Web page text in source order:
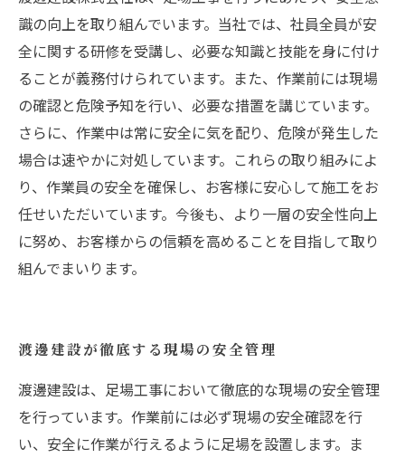
識の向上を取り組んでいます。当社では、社員全員が安
全に関する研修を受講し、必要な知識と技能を身に付け
ることが義務付けられています。また、作業前には現場
の確認と危険予知を行い、必要な措置を講じています。
さらに、作業中は常に安全に気を配り、危険が発生した
場合は速やかに対処しています。これらの取り組みによ
り、作業員の安全を確保し、お客様に安心して施工をお
任せいただいています。今後も、より一層の安全性向上
に努め、お客様からの信頼を高めることを目指して取り
組んでまいります。
渡邊建設が徹底する現場の安全管理
渡邊建設は、足場工事において徹底的な現場の安全管理
を行っています。作業前には必ず現場の安全確認を行
い、安全に作業が行えるように足場を設置します。ま